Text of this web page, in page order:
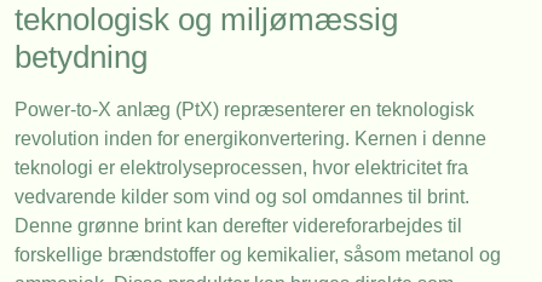
teknologisk og miljømæssig
betydning
Power-to-X anlæg (PtX) repræsenterer en teknologisk
revolution inden for energikonvertering. Kernen i denne
teknologi er elektrolyseprocessen, hvor elektricitet fra
vedvarende kilder som vind og sol omdannes til brint.
Denne grønne brint kan derefter videreforarbejdes til
forskellige brændstoffer og kemikalier, såsom metanol og